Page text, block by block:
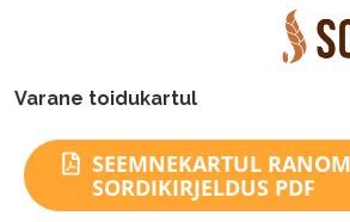
Varane toidukartul
SEEMNEKARTUL
SORDIKIRJELDUS PDF